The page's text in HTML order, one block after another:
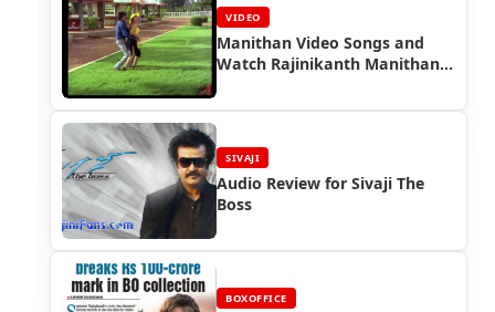
VIDEO
Manithan Video Songs and
Watch Rajinikanth Manithan
SIVAJI
Audio Review for Sivaji The
Boss
BOXOFFICE